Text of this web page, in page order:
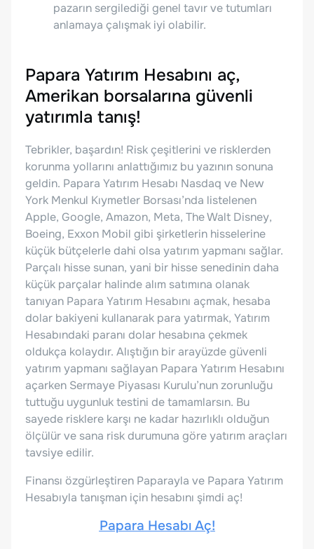
pazarın sergilediği genel tavır ve tutumları
anlamaya çalışmak iyi olabilir.
Papara Yatırım Hesabını aç,
Amerikan borsalarına güvenli
yatırımla tanış!
Tebrikler, başardın! Risk çeşitlerini ve risklerden
korunma yollarını anlattığımız bu yazının sonuna
geldin. Papara Yatırım Hesabı Nasdaq ve New
York Menkul Kıymetler Borsası’nda listelenen
Apple, Google, Amazon, Meta, The Walt Disney,
Boeing, Exxon Mobil gibi şirketlerin hisselerine
küçük bütçelerle dahi olsa yatırım yapmanı sağlar.
Parçalı hisse sunan, yani bir hisse senedinin daha
küçük parçalar halinde alım satımına olanak
tanıyan Papara Yatırım Hesabını açmak, hesaba
dolar bakiyeni kullanarak para yatırmak, Yatırım
Hesabındaki paranı dolar hesabına çekmek
oldukça kolaydır. Alıştığın bir arayüzde güvenli
yatırım yapmanı sağlayan Papara Yatırım Hesabını
açarken Sermaye Piyasası Kurulu’nun zorunluğu
tuttuğu uygunluk testini de tamamlarsın. Bu
sayede risklere karşı ne kadar hazırlıklı olduğun
ölçülür ve sana risk durumuna göre yatırım araçları
tavsiye edilir.
Finansı özgürleştiren Paparayla ve Papara Yatırım
Hesabıyla tanışman için hesabını şimdi aç!
Papara Hesabı Aç!